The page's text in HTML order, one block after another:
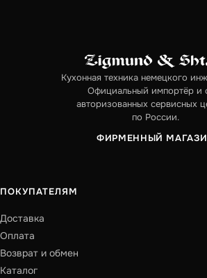
Кухонная техника немецкого
Официальный импортёр и
авторизованных сервисных
по России.
ФИРМЕННЫЙ
ПОКУПАТЕЛЯМ
Доставка
Оплата
Возврат и обмен
Каталог